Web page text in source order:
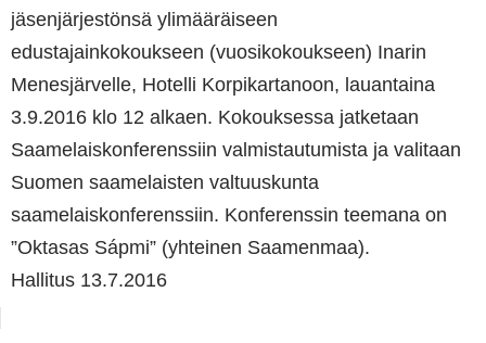
jäsenjärjestönsä ylimääräiseen
edustajainkokoukseen (vuosikokoukseen) Inarin
Menesjärvelle, Hotelli Korpikartanoon, lauantaina
3.9.2016 klo 12 alkaen. Kokouksessa jatketaan
Saamelaiskonferenssiin valmistautumista ja valitaan
Suomen saamelaisten valtuuskunta
saamelaiskonferenssiin. Konferenssin teemana on
”Oktasas Sápmi” (yhteinen Saamenmaa).
Hallitus 13.7.2016